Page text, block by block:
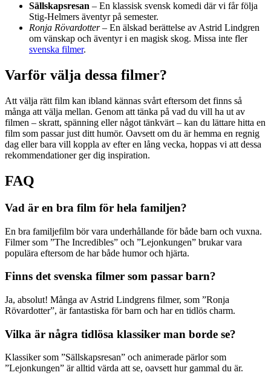
Sällskapsresan – En klassisk svensk komedi där vi får följa
Stig-Helmers äventyr på semester.
Ronja Rövardotter– En älskad berättelse av Astrid Lindgren
om vänskap och äventyr i en magisk skog. Missa inte fler
svenska filmer.
Varför välja dessa filmer?
Att välja rätt film kan ibland kännas svårt eftersom det finns så
många att välja mellan. Genom att tänka på vad du vill ha ut av
filmen – skratt, spänning eller något tänkvärt – kan du lättare hitta en
film som passar just ditt humör. Oavsett om du är hemma en regnig
dag eller bara vill koppla av efter en lång vecka, hoppas vi att dessa
rekommendationer ger dig inspiration.
FAQ
Vad är en bra film för hela familjen?
En bra familjefilm bör vara underhållande för både barn och vuxna.
Filmer som ”The Incredibles” och ”Lejonkungen” brukar vara
populära eftersom de har både humor och hjärta.
Finns det svenska filmer som passar barn?
Ja, absolut! Många av Astrid Lindgrens filmer, som ”Ronja
Rövardotter”, är fantastiska för barn och har en tidlös charm.
Vilka är några tidlösa klassiker man borde se?
Klassiker som ”Sällskapsresan” och animerade pärlor som
”Lejonkungen” är alltid värda att se, oavsett hur gammal du är.